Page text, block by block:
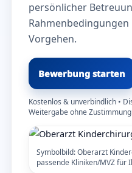
persönlicher
Vorgehen.
Bewerbung starten
Kostenlos & unverbindlich •
Weitergabe ohne Zustimmung
Symbolbild: Oberarzt
passende Kliniken/MVZ für